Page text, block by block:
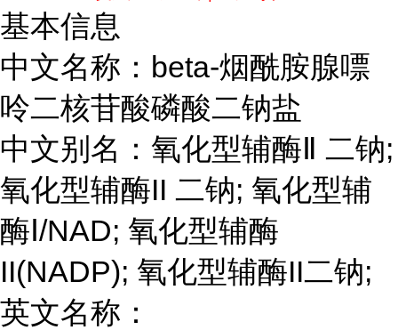
基本信息
中文名称：beta-烟酰胺腺嘌
呤二核苷酸磷酸二钠盐
中文别名：氧化型辅酶Ⅱ 二钠;
氧化型辅酶II 二钠; 氧化型辅
酶Ⅰ/NAD; 氧化型辅酶
II(NADP); 氧化型辅酶II二钠;
英文名称：